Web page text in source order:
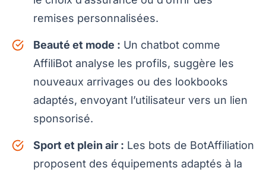
remises personnalisées.
Beauté et mode : Un chatbot comme
AffiliBot analyse les profils, suggère les
nouveaux arrivages ou des lookbooks
adaptés, envoyant l’utilisateur vers un lien
sponsorisé.
Sport et plein air : Les bots de BotAffiliation
proposent des équipements adaptés à la